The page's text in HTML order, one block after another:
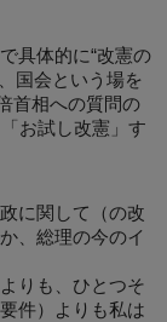
具体的に“改憲の
国会という場を
首相への質問の
お試し改憲」す
に関して（の改
、総理の今のイ
りも、ひとつそ
件）よりも私は